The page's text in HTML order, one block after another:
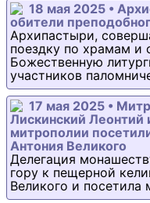
18 мая 2025 •
обители
Архипастыри,
поездку по храмам и
Божественную
участников
17 мая 2025 •
Лискинский Леонтий
митрополии
Антония Великого
Делегация
гору к пещерной
Великого и